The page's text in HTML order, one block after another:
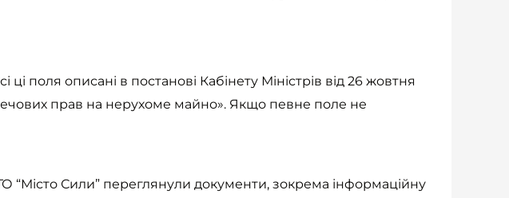
поля описані в постанові Кабінету Міністрів від 26 жовтня
прав на нерухоме майно». Якщо певне поле не
Сили” переглянули документи, зокрема інформаційну